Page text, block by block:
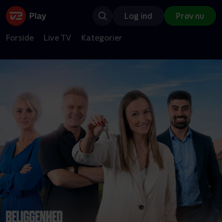
Log ind Prøv nu
Forside Live TV Kategorier